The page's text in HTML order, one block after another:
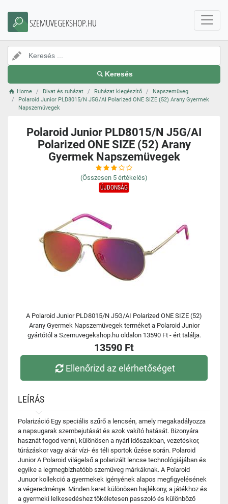
SZEMUVEGEKSHOP.HU
Keresés
Home Divat és ruházat Ruházat kiegészítő
Napszemüveg
Polaroid Junior PLD8015/N J5G/AI Polarized ONE SIZE (52) Arany Gyermek
Napszemüvegek
Polaroid Junior PLD8015/N J5G/AI
Polarized ONE SIZE (52) Arany
Gyermek Napszemüvegek
(Összesen 5 értékelés)
ÚJDONSÁG
A Polaroid Junior PLD8015/N J5G/AI Polarized ONE SIZE (52)
Arany Gyermek Napszemüvegek terméket a Polaroid Junior
gyártótól a Szemuvegekshop.hu oldalon 13590 Ft - ért találja.
13590 Ft
Ellenőrizd az elérhetőséget
LEÍRÁS
Polarizáció Egy speciális szűrő a lencsén, amely megakadályozza
a napsugarak szembejutását és azok vakító hatását. Bizonyára
hasznát fogod venni, különösen a nyári időszakban, vezetéskor,
túrázáskor vagy akár vízi- és téli sportok űzése során. Polaroid
Junior A Polaroid világelső a polarizált lencse technológiájában és
egyike a legmegbízhatóbb szemüveg márkáknak. A Polaroid
Junuor kollekció a gyermekek igényének alapos megfigyelésének
a végeredménye. Minden keret különösen hajlékony, a játékhoz és
a gyermeki lelkesedéshez tökéletesen passzoló és különböző